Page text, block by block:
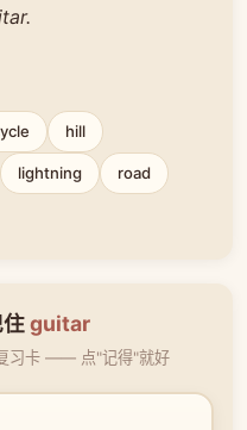
hill
lightning road
guitar
习卡 —— 点"记得"就好